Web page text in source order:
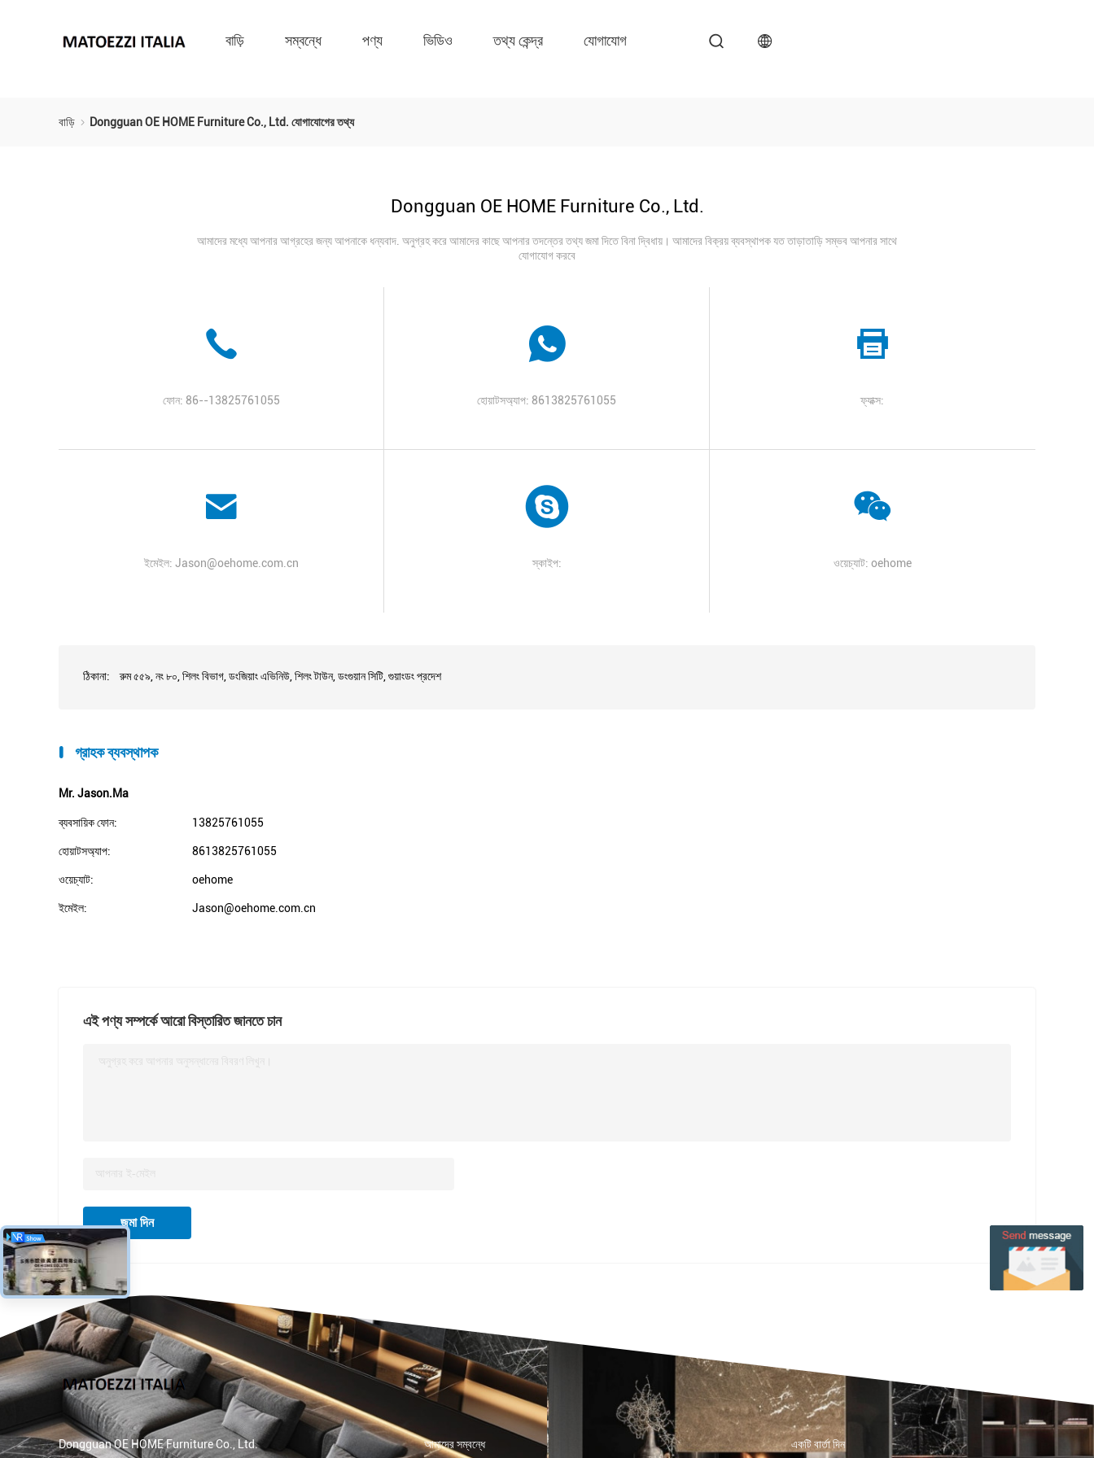
বাড়ি সম্বন্ধে পণ্য ভিডিও তথ্য কেন্দ্র যোগাযোগ
বাড়ি Dongguan OE HOME Furniture Co., Ltd. যোগাযোগের তথ্য
Dongguan OE HOME Furniture Co., Ltd.
আমাদের মধ্যে আপনার আগ্রহের জন্য আপনাকে ধন্যবাদ. অনুগ্রহ করে আমাদের কাছে আপনার তদন্তের তথ্য জমা দিতে বিনা দ্বিধায়। আমাদের বিক্রয় ব্যবস্থাপক যত তাড়াতাড়ি সম্ভব আপনার সাথে
যোগাযোগ করবে
ফোন: 86--13825761055 হোয়াটসঅ্যাপ: 8613825761055 ফ্যাক্স:
ইমেইল: Jason@oehome.com.cn স্কাইপ: ওয়েচ্যাট: oehome
ঠিকানা: রুম ৫৫৯, নং ৮০, শিলং বিভাগ, ডংজিয়াং এভিনিউ, শিলং টাউন, ডংগুয়ান সিটি, গুয়াংডং প্রদেশ
গ্রাহক ব্যবস্থাপক
Mr. Jason.Ma
ব্যবসায়িক ফোন: 13825761055
হোয়াটসঅ্যাপ: 8613825761055
ওয়েচ্যাট: oehome
ইমেইল: Jason@oehome.com.cn
এই পণ্য সম্পর্কে আরো বিস্তারিত জানতে চান
অনুগ্রহ করে আপনার অনুসন্ধানের বিবরণ লিখুন।
জমা দিন
Dongguan OE HOME Furniture Co., Ltd. আমাদের সম্বন্ধে একটি বার্তা দিন